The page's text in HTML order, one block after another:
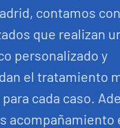
contamos
que realizan
personalizado y
el tratamiento
cada caso.
acompañamiento